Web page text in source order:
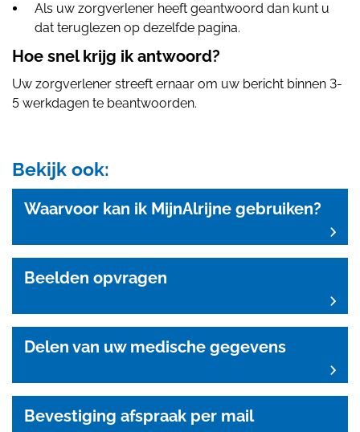
Als uw zorgverlener heeft geantwoord dan kunt u
dat teruglezen op dezelfde pagina.
Hoe snel krijg ik antwoord?
Uw zorgverlener streeft ernaar om uw bericht binnen 3-
5 werkdagen te beantwoorden.
Bekijk ook:
Waarvoor kan ik MijnAlrijne gebruiken?
Beelden opvragen
Delen van uw medische gegevens
Bevestiging afspraak per mail